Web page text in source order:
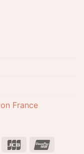
France